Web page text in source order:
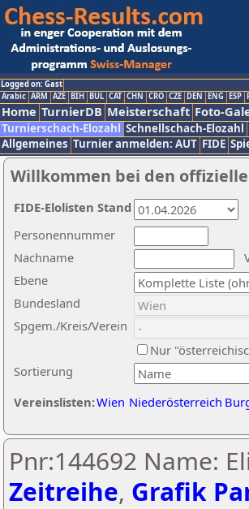
Logged on: Gast
Arabic ARM AZE BIH BUL CAT CHN CRO CZE DEN ENG ESP
Home TurnierDB Meisterschaft Foto-
Turnierschach-Elozahl Schnellschach-Elozahl
Allgemeines Turnier anmelden: AUT FIDE
Willkommen bei den
Nachname
Ebene
Sortierung
Personennummer
Bundesland
Spgem./Kreis/Verein
Nur
Vereinslisten:Wien Niederösterreich
FIDE-Elolisten Stand
Pnr:144692 Name:
Zeitreihe, Grafik